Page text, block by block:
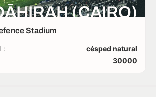
(CAIRO)
Stadium
:
césped natural
30000